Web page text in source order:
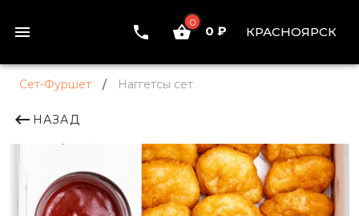
0
0 ₽ КРАСНОЯРСК
Сет-Фуршет / Наггетсы сет
НАЗАД